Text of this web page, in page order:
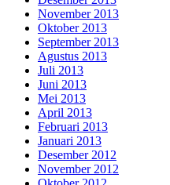
November 2013
Oktober 2013
September 2013
Agustus 2013
Juli 2013
Juni 2013
Mei 2013
April 2013
Februari 2013
Januari 2013
Desember 2012
November 2012